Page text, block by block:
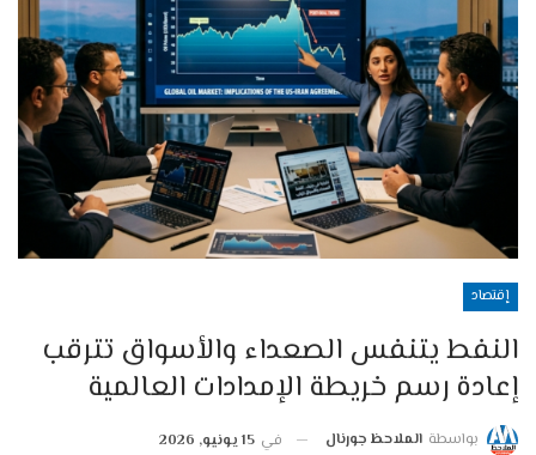
إقتصاد
النفط يتنفس الصعداء والأسواق تترقب
إعادة رسم خريطة الإمدادات العالمية
بواسطة الملاحظ جورنال في 15 يونيو, 2026